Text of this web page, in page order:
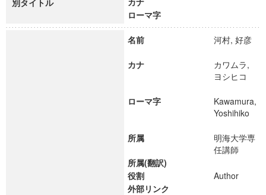
別タイトル
ローマ字
名前 河村, 好彦
カナ
カワムラ,
ヨシヒコ
ローマ字
Kawamura,
Yoshihiko
所属
明海大学専
任講師
所属(翻訳)
役割
Author
外部リンク